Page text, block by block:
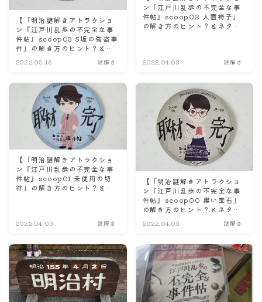
【「明治謎解きアトラクショ
ン『江戸川乱歩の不完全な事
件帖』scoop03 S坂の強盗事
件」の解き方のヒント？とネ
想。】
2022.05.16 謎解き
ン『江戸川乱歩の不完全な事
件帖』scoop02 人面椅子」
の解き方のヒント？とネタバ
2022.04.03 謎解き
【「明治謎解きアトラクショ
ン『江戸川乱歩の不完全な事
件帖』scoop01 未使用の切
符」の解き方のヒント？とネ
2022.04.03 謎解き
【「明治謎解きアトラクショ
ン『江戸川乱歩の不完全な事
件帖』scoop00 黒い宝石」
の解き方のヒント？とネタバ
レにならない程度の感想。】
2022.04.03 謎解き